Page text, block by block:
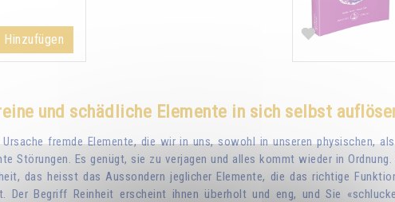
Hinzufügen
und schädliche Elemente in sich selbst
fremde Elemente, die wir in uns, sowohl in unseren physischen,
Störungen. Es genügt, sie zu verjagen und alles kommt wieder in
das heisst das Aussondern jeglicher Elemente, die das richtige
Begriff Reinheit erscheint ihnen überholt und eng, und Sie